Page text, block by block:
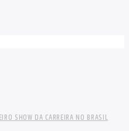
SHOW DA CARREIRA NO BRASIL